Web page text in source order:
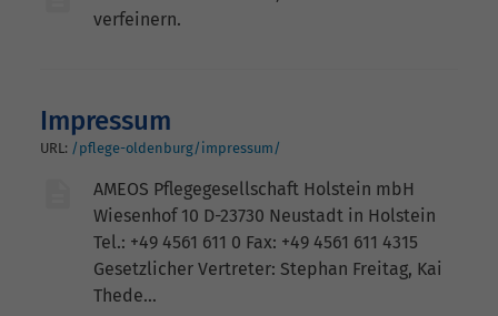
verfeinern.
Impressum
URL: /pflege-oldenburg/impressum/
AMEOS Pflegegesellschaft Holstein mbH
Wiesenhof 10 D-23730 Neustadt in Holstein
Tel.: +49 4561 611 0 Fax: +49 4561 611 4315
Gesetzlicher Vertreter: Stephan Freitag, Kai
Thede…